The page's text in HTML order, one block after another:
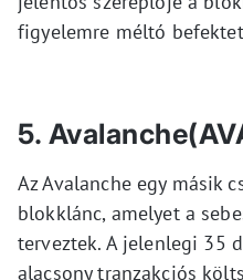
figyelemre méltó
5.
Az Avalanche egy másik
blokklánc, amelyet a
terveztek. A jelenlegi 35
alacsony tranzakciós